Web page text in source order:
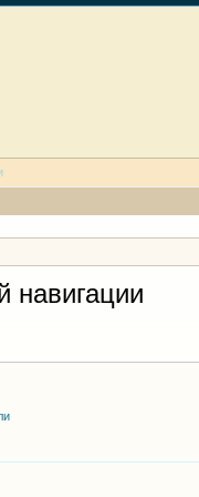
навигации